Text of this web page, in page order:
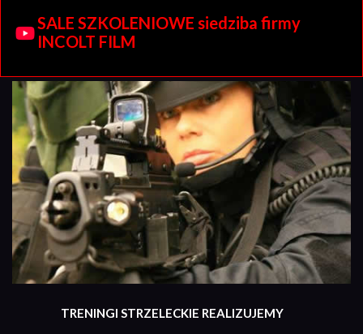
SALE SZKOLENIOWE siedziba firmy
INCOLT FILM
TRENINGI STRZELECKIE REALIZUJEMY